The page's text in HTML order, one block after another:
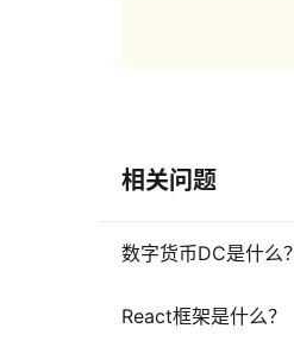
相关问题
数字货币DC是什么？
React框架是什么？